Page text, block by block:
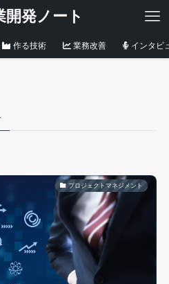
開発ノート
作る技術 業務改善 インタビ
プロジェクトマネジメント